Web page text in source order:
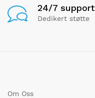
24/7 support
Dedikert støtte
Om Oss